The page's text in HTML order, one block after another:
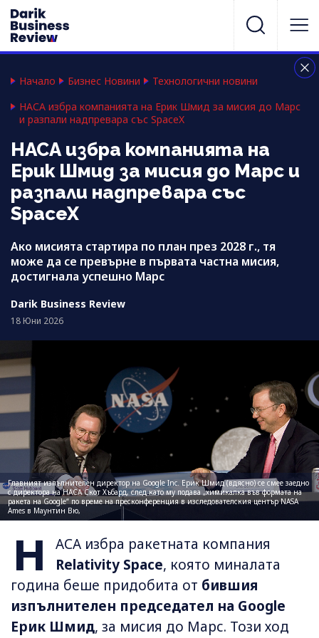
Начало Бизнес Новини
Технологични новини
НАСА избра компанията на Ерик Шмид за мисия до Марс
и разпали надпревара със SpaceX
НАСА избра компанията на
Ерик Шмид за мисия до Марс и
разпали надпревара със
SpaceX
Ако мисията стартира по план през 2028 г., тя
може да се превърне в първата частна мисия,
достигнала успешно Марс
Darik Business Review
18 Юни 2026
Главният изпълнителен директор на Google Inc. Ерик Шмид (вдясно) се смее заедно
с директора на НАСА Скот Хъбард, след като му подава „химикалка във формата на
ракета на Google“ по време на пресконференция в изследователския център NASA
Ames в Маунтин Вю,
Н
АСА избра ракетната компания
Relativity Space, която миналата
година беше придобита от бившия
изпълнителен председател на Google
Ерик Шмид, за мисия до Марс. Този ход